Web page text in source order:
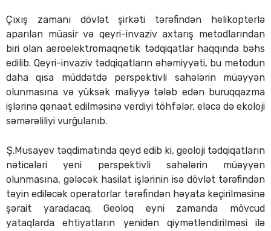
Çıxış zamanı dövlət şirkəti tərəfindən helikopterlə
aparılan müasir və qeyri-invaziv axtarış metodlarından
biri olan aeroelektromaqnetik tədqiqatlar haqqında bəhs
edilib. Qeyri-invaziv tədqiqatların əhəmiyyəti, bu metodun
daha qısa müddətdə perspektivli sahələrin müəyyən
olunmasına və yüksək maliyyə tələb edən buruqqazma
işlərinə qənaət edilməsinə verdiyi töhfələr, eləcə də ekoloji
səmərəliliyi vurğulanıb.
Ş.Musayev təqdimatında qeyd edib ki, geoloji tədqiqatların
nəticələri yeni perspektivli sahələrin müəyyən
olunmasına, gələcək hasilat işlərinin isə dövlət tərəfindən
təyin ediləcək operatorlar tərəfindən həyata keçirilməsinə
şərait yaradacaq. Geoloq eyni zamanda mövcud
yataqlarda ehtiyatların yenidən qiymətləndirilməsi ilə